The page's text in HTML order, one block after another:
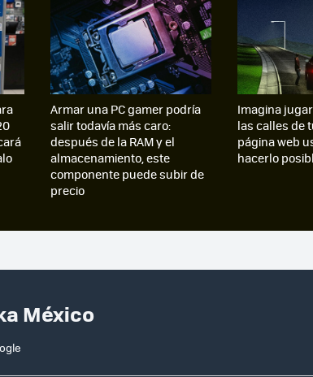
Armar una PC gamer podría
salir todavía más caro:
después de la RAM y el
almacenamiento, este
componente puede subir de
precio
Imagina
las calles de
página web
hacerlo
México